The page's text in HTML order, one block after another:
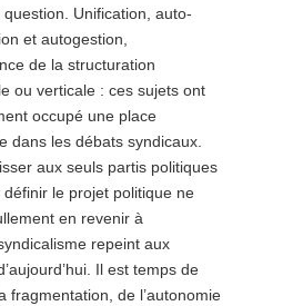
Unification, auto-
et autogestion,
de la structuration
ou verticale : ces sujets ont
occupé une place
dans les débats syndicaux.
aux seuls partis politiques
définir le projet politique ne
en revenir à
repeint aux
Il est temps de
fragmentation, de l’autonomie